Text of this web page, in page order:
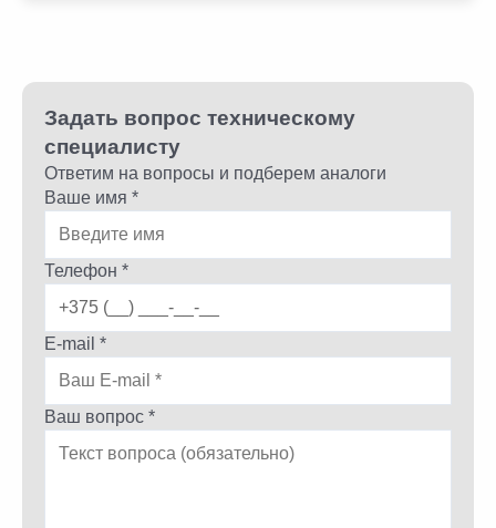
Задать вопрос техническому
специалисту
Ответим на вопросы и подберем аналоги
Ваше имя *
Телефон *
E-mail *
Ваш вопрос *